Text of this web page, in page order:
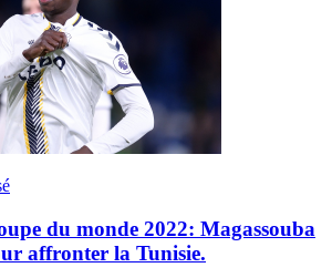
du monde 2022: Magassouba
affronter la Tunisie.